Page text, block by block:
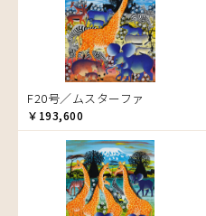
木
キリン
キリマンジャロ
孔雀
サイ
魚の群れ
桜
サル
シマウマ
イディー
エミリアス
エレナ
オマリー
セフ
ムクラ
ムクンバ
ムスターファ
ムチサ
ムッサ
ムブカ
ムロペ
ムワツカ
ムワメディ
F20号／ムスターファ
￥193,600